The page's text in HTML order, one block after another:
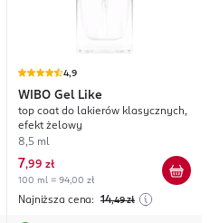
4,9
WIBO Gel Like
top coat do lakierów klasycznych,
efekt żelowy
8,5 ml
7,99 zł
100 ml = 94,00 zł
Najniższa cena: 14,49 zł